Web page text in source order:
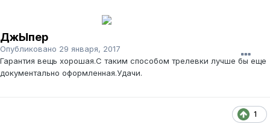
ДжЫпер
Опубликовано 29 января, 2017
Гарантия вещь хорошая.С таким способом трелевки лучше бы еще
документально оформленная.Удачи.
1